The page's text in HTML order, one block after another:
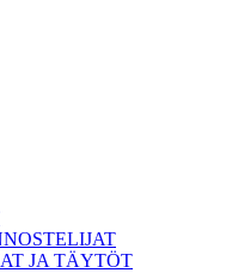
JA TÄYTÖT